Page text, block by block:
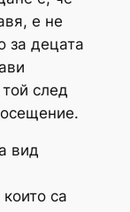
е не
за децата
след
вид
са